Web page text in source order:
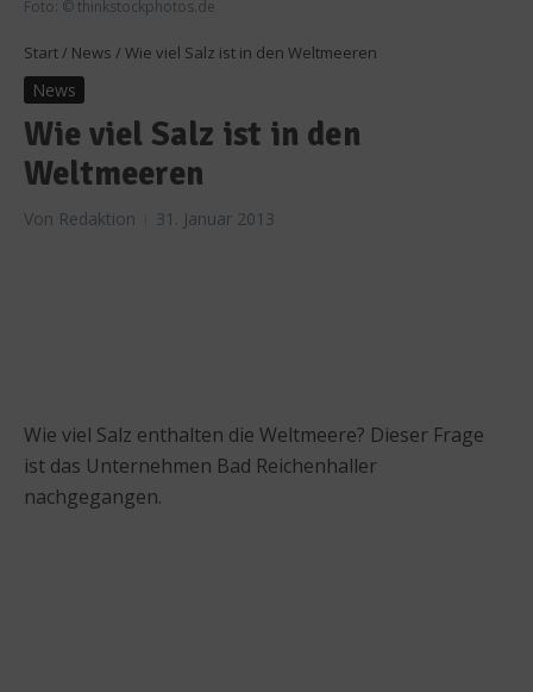
Foto: © thinkstockphotos.de
Start / News / Wie viel Salz ist in den Weltmeeren
News
Wie viel Salz ist in den
Weltmeeren
Von Redaktion 31. Januar 2013
Wie viel Salz enthalten die Weltmeere? Dieser Frage
ist das Unternehmen Bad Reichenhaller
nachgegangen.